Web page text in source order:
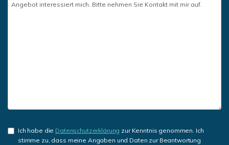
Ich habe die Datenschutzerklärung zur Kenntnis genommen. Ich
stimme zu, dass meine Angaben und Daten zur Beantwortung